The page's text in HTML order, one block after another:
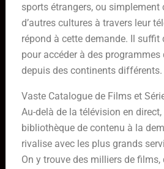
sports étrangers, ou simplement
d’autres cultures à travers leur
répond à cette demande. Il suffit
pour accéder à des
depuis des continents différents.
Vaste Catalogue de Films et
Au-delà de la télévision en direct,
bibliothèque de contenu à la
rivalise avec les plus grands
On y trouve des milliers de films,